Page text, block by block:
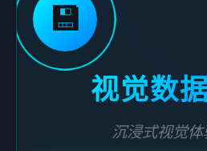
💾
视觉数
沉浸式视觉